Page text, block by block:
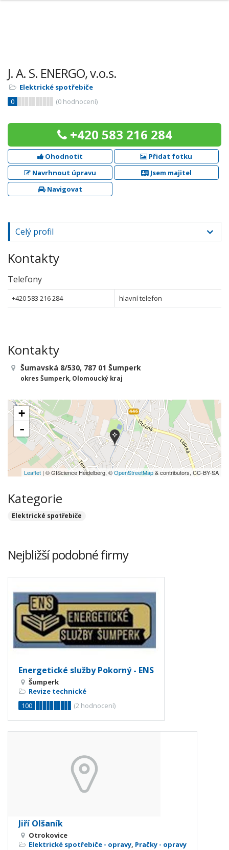
J. A. S. ENERGO, v.o.s.
Elektrické spotřebiče
0
(0 hodnocení)
+420 583 216 284
Ohodnotit
Přidat fotku
Navrhnout úpravu
Jsem majitel
Navigovat
Celý profil
Kontakty
Telefony
+420 583 216 284 hlavní telefon
Kontakty
Šumavská 8/530, 787 01 Šumperk
okres Šumperk, Olomoucký kraj
+
-
Leaflet | © GIScience Heidelberg, ©OpenStreetMap& contributors, CC-BY-SA
Kategorie
Elektrické spotřebiče
Nejbližší podobné firmy
Energetické služby Pokorný - ENS
Šumperk
Revize technické
100
(2 hodnocení)
Jiří Olšaník
Otrokovice
Elektrické spotřebiče - opravy, Pračky - opravy